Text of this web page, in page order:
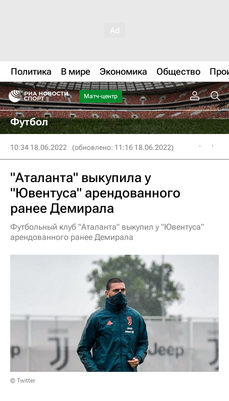
Политика В мире Экономика Общество
Матч-центр
Футбол
10:34 18.06.2022 (обновлено: 11:16 18.06.2022)
"Аталанта" выкупила у
"Ювентуса" арендованного
ранее Демирала
Футбольный клуб "Аталанта" выкупил у "Ювентуса"
арендованного ранее Демирала
© Twitter